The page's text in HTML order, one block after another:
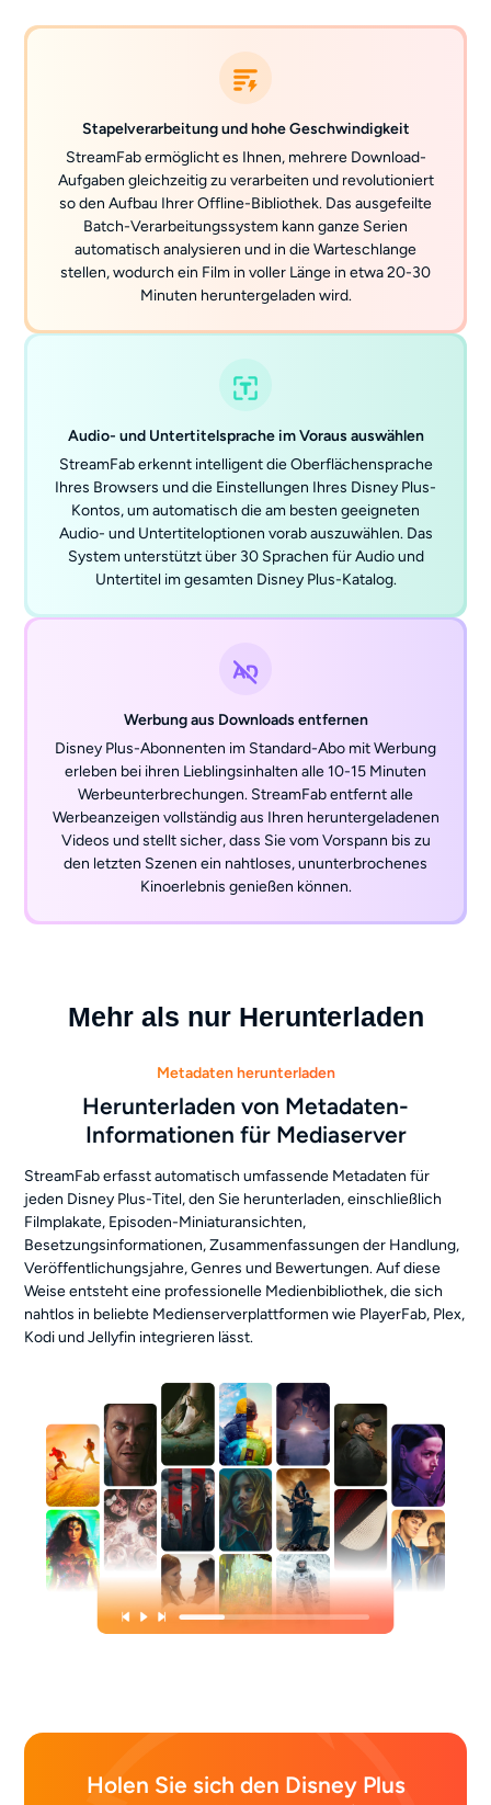
Stapelverarbeitung und hohe Geschwindigkeit
StreamFab ermöglicht es Ihnen, mehrere Download-
Aufgaben gleichzeitig zu verarbeiten und revolutioniert
so den Aufbau Ihrer Offline-Bibliothek. Das ausgefeilte
Batch-Verarbeitungssystem kann ganze Serien
automatisch analysieren und in die Warteschlange
stellen, wodurch ein Film in voller Länge in etwa 20-30
Minuten heruntergeladen wird.
Audio- und Untertitelsprache im Voraus auswählen
StreamFab erkennt intelligent die Oberflächensprache
Ihres Browsers und die Einstellungen Ihres Disney Plus-
Kontos, um automatisch die am besten geeigneten
Audio- und Untertiteloptionen vorab auszuwählen. Das
System unterstützt über 30 Sprachen für Audio und
Untertitel im gesamten Disney Plus-Katalog.
Werbung aus Downloads entfernen
Disney Plus-Abonnenten im Standard-Abo mit Werbung
erleben bei ihren Lieblingsinhalten alle 10-15 Minuten
Werbeunterbrechungen. StreamFab entfernt alle
Werbeanzeigen vollständig aus Ihren heruntergeladenen
Videos und stellt sicher, dass Sie vom Vorspann bis zu
den letzten Szenen ein nahtloses, ununterbrochenes
Kinoerlebnis genießen können.
Mehr als nur Herunterladen
Metadaten herunterladen
Herunterladen von Metadaten-
Informationen für Mediaserver
StreamFab erfasst automatisch umfassende Metadaten für
jeden Disney Plus-Titel, den Sie herunterladen, einschließlich
Filmplakate, Episoden-Miniaturansichten,
Besetzungsinformationen, Zusammenfassungen der Handlung,
Veröffentlichungsjahre, Genres und Bewertungen. Auf diese
Weise entsteht eine professionelle Medienbibliothek, die sich
nahtlos in beliebte Medienserverplattformen wie PlayerFab, Plex,
Kodi und Jellyfin integrieren lässt.
Holen Sie sich den Disney Plus